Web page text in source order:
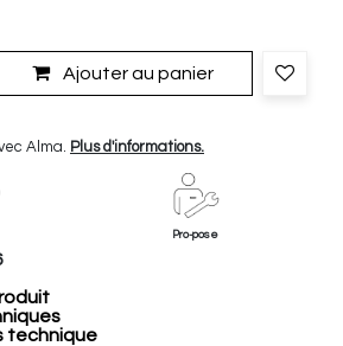
Ajouter au panier
Alma. Plus d'informations.
Pro-pose
technique